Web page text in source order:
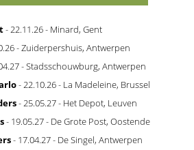
- 22.11.26 - Minard, Gent
- Zuiderpershuis, Antwerpen
- Stadsschouwburg, Antwerpen
- 22.10.26 - La Madeleine, Brussel
- 25.05.27 - Het Depot, Leuven
- 19.05.27 - De Grote Post, Oostende
- 17.04.27 - De Singel, Antwerpen